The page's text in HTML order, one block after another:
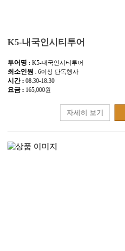
K5-내국인시티투어
투어명 : K5-내국인시티투어
최소인원 : 6이상 단독행사
시간 : 08:30-18:30
요금 : 165,000원
자세히 보기